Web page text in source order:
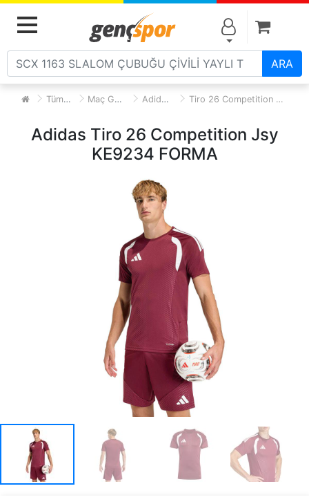
MENU
ARA
Tüm Ürünler Maç Günü Forma Adidas Forma Tiro 26 Competition Jsy KE9234 FORMA
Adidas Tiro 26 Competition Jsy
KE9234 FORMA